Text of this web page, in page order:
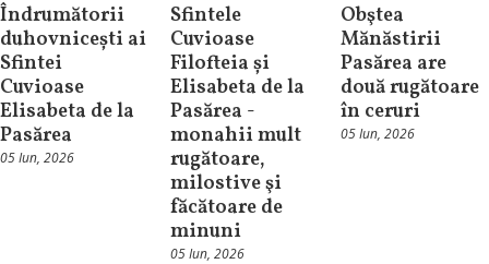
Îndrumătorii
duhovnicești ai
Sfintei
Cuvioase
Elisabeta de la
Pasărea
05 Iun, 2026
Sfintele
Cuvioase
Filofteia și
Elisabeta de la
Pasărea -
monahii mult
rugătoare,
milostive şi
făcătoare de
minuni
05 Iun, 2026
Obştea
Mănăstirii
Pasărea are
două rugătoare
în ceruri
05 Iun, 2026